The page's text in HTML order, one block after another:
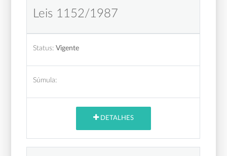
Leis 1152/1987
Status: Vigente
Súmula:
DETALHES